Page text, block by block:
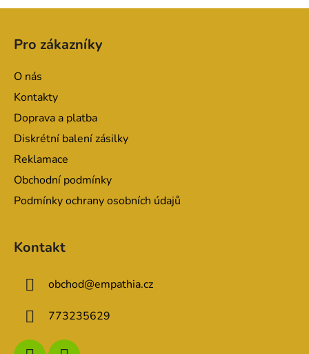
Pro zákazníky
O nás
Kontakty
Doprava a platba
Diskrétní balení zásilky
Reklamace
Obchodní podmínky
Podmínky ochrany osobních údajů
Kontakt
obchod@empathia.cz
773235629